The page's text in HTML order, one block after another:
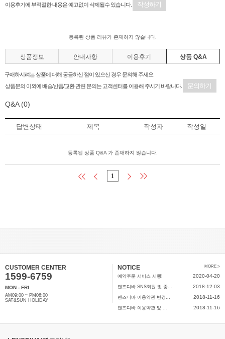
이용후기에 부적절한 내용은 예고없이 삭제될수 있습니다.
작성하기
등록된 상품 리뷰가 존재하지 않습니다.
상품정보 안내사항 이용후기 상품 Q&A
구매하시려는 상품에 대해 궁금하신 점이 있으신 경우 문의해 주세요.
상품문의 이외에 배송/반품/교환 관련 문의는 고객센터를 이용해 주시기 바랍니다.
문의하기
Q&A(0)
답변상태 제목 작성자 작성일
등록된 상품 Q&A 가 존재하지 않습니다.
1
CUSTOMER CENTER
1599-6759
MON - FRI
AM09:00 ~ PM06:00
SAT&SUN HOLIDAY
NOTICE MORE >
예약주문 서비스 시행! 2020-04-20
렌즈디바 SNS회원 및 중... 2018-12-03
렌즈디바 이용약관 변경... 2018-11-16
렌즈디바 이용약관 및 ... 2018-11-16